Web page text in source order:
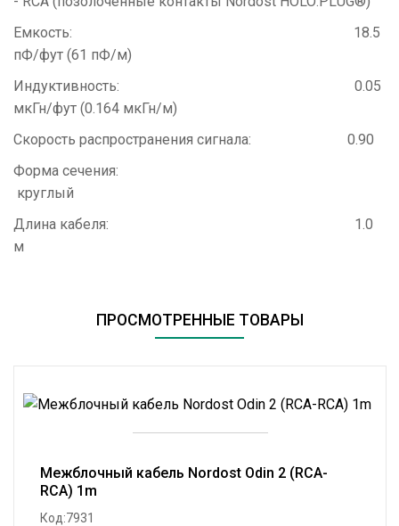
Емкость: 18.5
пФ/фут (61 пФ/м)
Индуктивность: 0.05
мкГн/фут (0.164 мкГн/м)
Скорость распространения сигнала: 0.90
Форма сечения:
круглый
Длина кабеля: 1.0
м
ПРОСМОТРЕННЫЕ ТОВАРЫ
Межблочный кабель Nordost Odin 2 (RCA-
RCA) 1m
Код:7931